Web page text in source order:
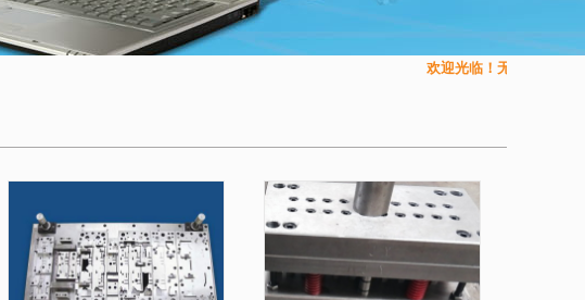
欢迎光临！无锡博比辰精